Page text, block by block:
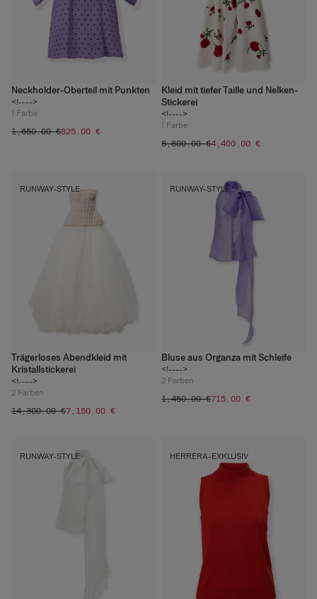
Neckholder-Oberteil mit Punkten
<!---->
1 Farbe
‌1,650.00 €‌825.00 €
Kleid mit tiefer Taille und Nelken-
Stickerei
<!---->
1 Farbe
‌8,800.00 €‌4,400.00 €
RUNWAY-STYLE
Trägerloses Abendkleid mit
Kristallstickerei
<!---->
2 Farben
‌14,300.00 €‌7,150.00 €
RUNWAY-STYLE
Bluse aus Organza mit Schleife
<!---->
2 Farben
‌1,450.00 €‌715.00 €
RUNWAY-STYLE HERRERA-EXKLUSIV